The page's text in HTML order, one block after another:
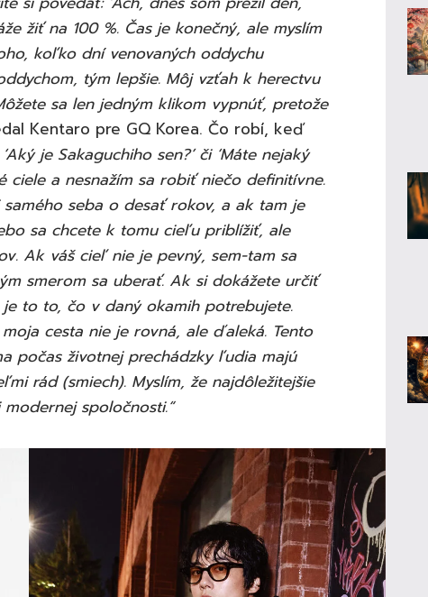
žiť na 100 %. Čas je konečný, ale myslím
koľko dní venovaných oddychu
tým lepšie. Môj vzťah k herectvu
sa len jedným klikom vypnúť, pretože
Kentaro pre GQ Korea. Čo robí, keď
je Sakaguchiho sen?’ či ‘Máte nejaký
ciele a nesnažím sa robiť niečo definitívne.
seba o desať rokov, a ak tam je
sa chcete k tomu cieľu priblížiť, ale
Ak váš cieľ nie je pevný, sem-tam sa
smerom sa uberať. Ak si dokážete určiť
to to, čo v daný okamih potrebujete.
cesta nie je rovná, ale ďaleká. Tento
počas životnej prechádzky ľudia majú
rád (smiech). Myslím, že najdôležitejšie
spoločnosti.“